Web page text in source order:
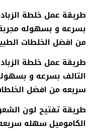
طريقة عمل خلطة
بسرعه و بسهوله
من افضل الخلطات
طريقة عمل خلطة
التالف بسرعه و
سريعه من افضل
طريقة تفتيح لون الشعر
الكاموميل سهله